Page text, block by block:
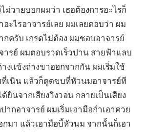
ม่วายบอกผมว่า เธอต้องการอะไรก็
อะไรอาจารย์เลย ผมเลยตอบว่า ผม
กครับ เกรดไม่ต้อง ผมชอบอาจารย์
ารย์ ผมตอบรวดเร็วปาน สายฟ้าแลบ
งแข้งถ่างขาออกจากกัน ผมเริ่มใช้
เนิน แล้วก็ดูดขบที่หัวนมอาจารย์ที
ยินจากเสียงวิงวอน กลายเป็นเสียง
ากอาจารย์ ผมเริ่มเอามือกำเอาควย
มา แล้วเอามือบี้หัวนม จากนั้นก็เอา